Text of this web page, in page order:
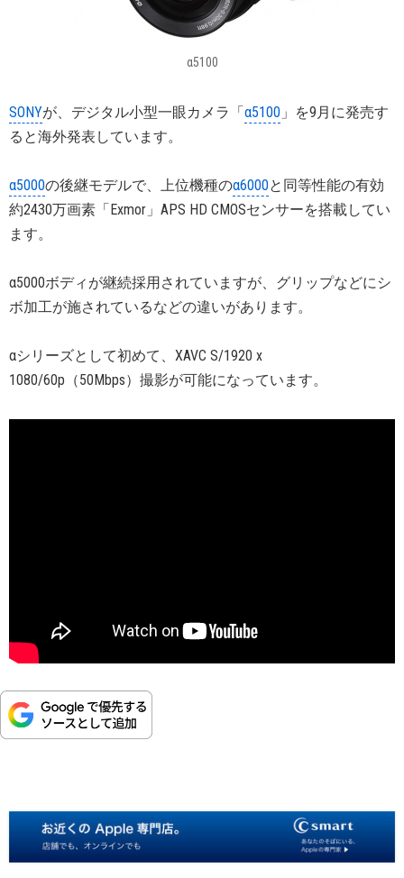
α5100
SONYが、デジタル小型一眼カメラ「α5100 」を9月に発売す
ると海外発表しています。
α5000の後継モデルで、上位機種のα6000と同等性能の有効
約2430万画素「Exmor」APS HD CMOSセンサーを搭載してい
ます。
α5000ボディが継続採用されていますが、グリップなどにシ
ボ加工が施されているなどの違いがあります。
αシリーズとして初めて、XAVC S/1920 x
1080/60p（50Mbps）撮影が可能になっています。